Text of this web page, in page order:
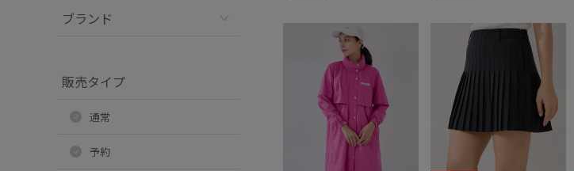
ブランド
販売タイプ
通常
予約